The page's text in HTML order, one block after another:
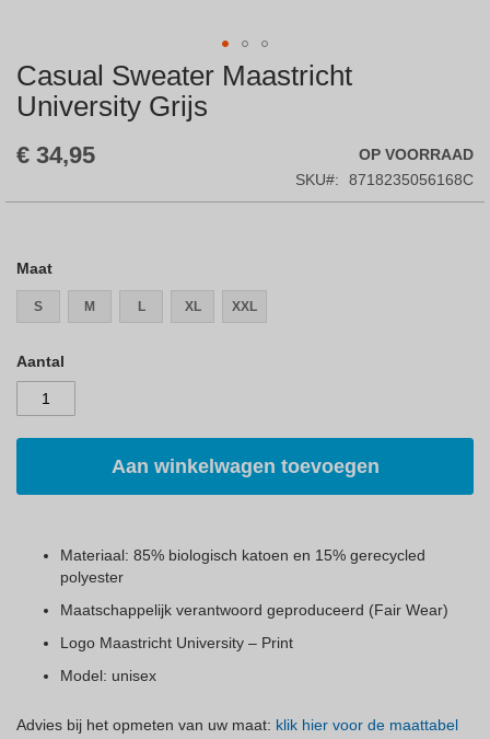
Skip
the
of
images
Casual Sweater Maastricht
University Grijs
€ 34,95
OP VOORRAAD
SKU
8718235056168C
Maat
S M L XL XXL
Aantal
Aan winkelwagen toevoegen
Materiaal: 85% biologisch katoen en 15% gerecycled
polyester
Maatschappelijk verantwoord geproduceerd (Fair Wear)
Logo Maastricht University – Print
Model: unisex
Advies bij het opmeten van uw maat: klik hier voor de maattabel